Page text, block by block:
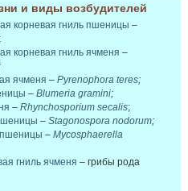
и виды возбудителей
корневая гниль пшеницы –
;
корневая гниль ячменя –
ячменя – Pyrenophora teres;
– Blumeria gramini;
– Rhynchosporium secalis;
– Stagonospora nodorum;
пшеницы – Mycosphaerella
гниль ячменя – грибы рода